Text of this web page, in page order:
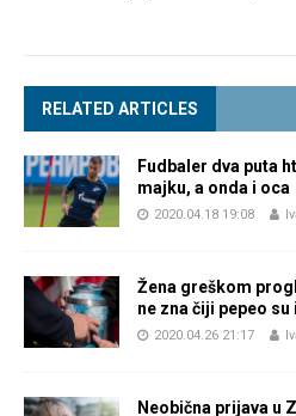
RELATED ARTICLES
Fudbaler dva puta
majku, a onda i oca
2020.04.18 19:08
Žena greškom
ne zna čiji pepeo su
2020.04.26 21:17
Neobična prijava u